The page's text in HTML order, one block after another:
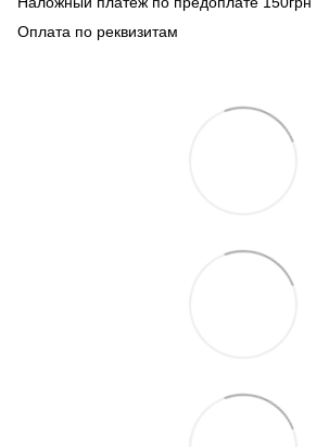
Оплата по реквизитам